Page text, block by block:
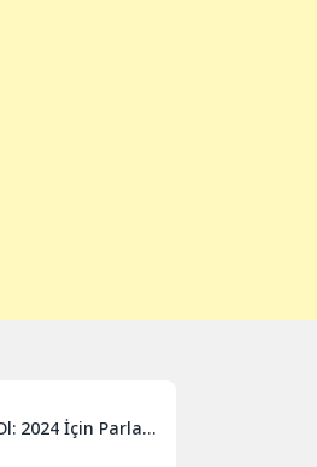
2024 İçin Parlak